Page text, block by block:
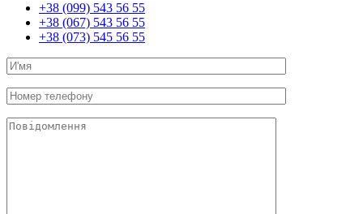
+38 (099) 543 56 55
+38 (067) 543 56 55
+38 (073) 545 56 55